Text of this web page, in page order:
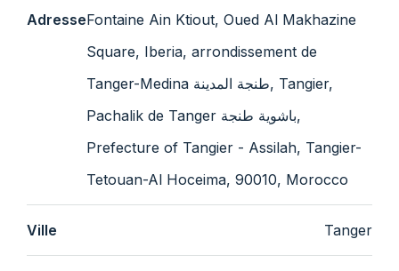
AdresseFontaine Ain Ktiout, Oued Al Makhazine
Square, Iberia, arrondissement de
Tanger-Medina طنجة المدينة, Tangier,
Pachalik de Tanger باشوية طنجة,
Prefecture of Tangier - Assilah, Tangier-
Tetouan-Al Hoceima, 90010, Morocco
Ville Tanger